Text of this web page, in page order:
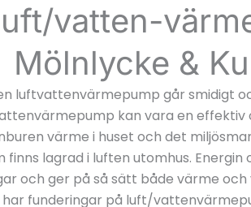
vatten-
Mölnlycke &
luftvattenvärmepump går smidigt
kan vara en effektiv
värme i huset och det
finns lagrad i luften utomhus.
och ger på så sätt både värme
funderingar på luft/